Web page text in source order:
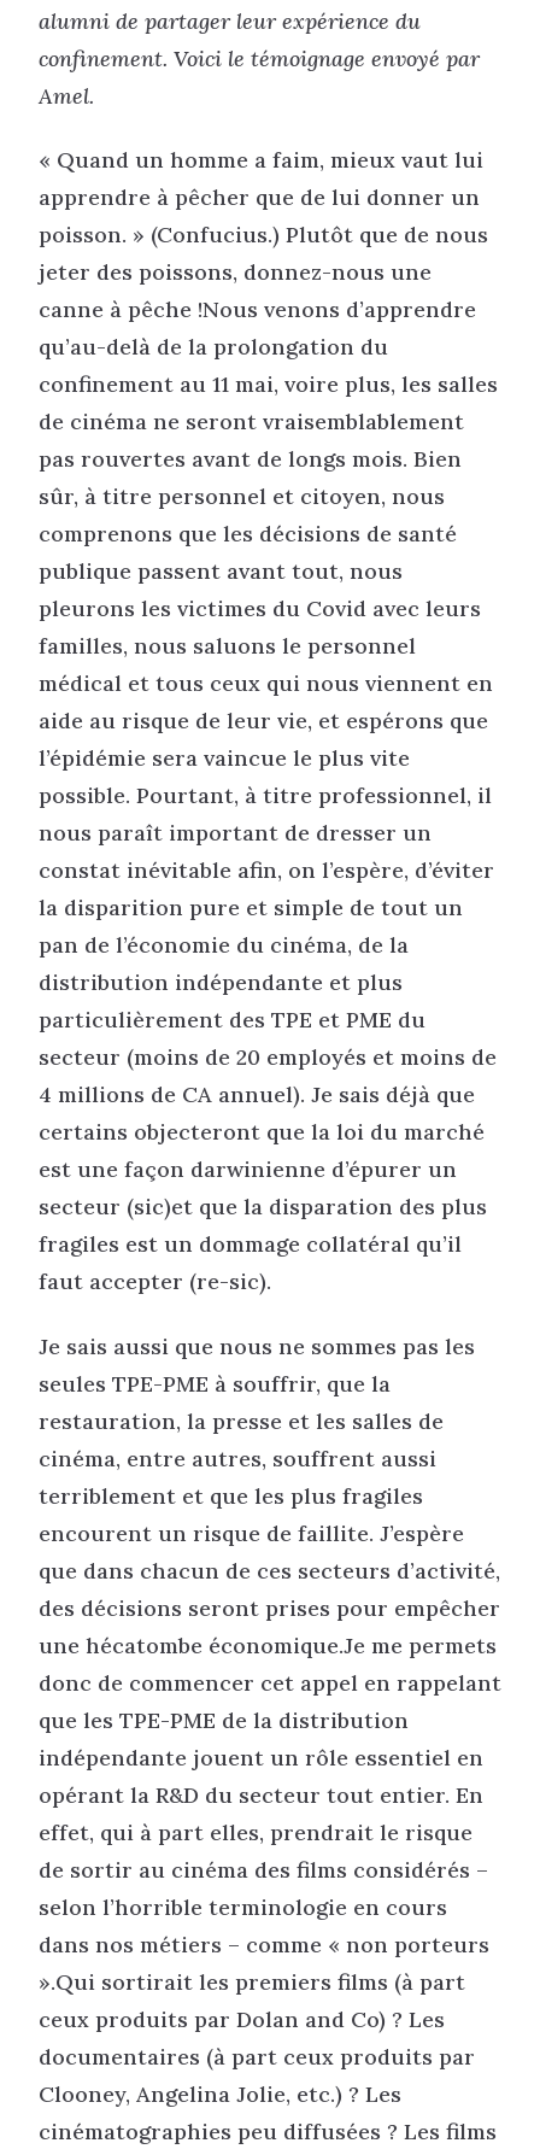
alumni de partager leur expérience du
confinement. Voici le témoignage envoyé par
Amel.
« Quand un homme a faim, mieux vaut lui
apprendre à pêcher que de lui donner un
poisson. » (Confucius.) Plutôt que de nous
jeter des poissons, donnez-nous une
canne à pêche !Nous venons d’apprendre
qu’au-delà de la prolongation du
confinement au 11 mai, voire plus, les salles
de cinéma ne seront vraisemblablement
pas rouvertes avant de longs mois. Bien
sûr, à titre personnel et citoyen, nous
comprenons que les décisions de santé
publique passent avant tout, nous
pleurons les victimes du Covid avec leurs
familles, nous saluons le personnel
médical et tous ceux qui nous viennent en
aide au risque de leur vie, et espérons que
l’épidémie sera vaincue le plus vite
possible. Pourtant, à titre professionnel, il
nous paraît important de dresser un
constat inévitable afin, on l’espère, d’éviter
la disparition pure et simple de tout un
pan de l’économie du cinéma, de la
distribution indépendante et plus
particulièrement des TPE et PME du
secteur (moins de 20 employés et moins de
4 millions de CA annuel). Je sais déjà que
certains objecteront que la loi du marché
est une façon darwinienne d’épurer un
secteur (sic)et que la disparation des plus
fragiles est un dommage collatéral qu’il
faut accepter (re-sic).
Je sais aussi que nous ne sommes pas les
seules TPE-PME à souffrir, que la
restauration, la presse et les salles de
cinéma, entre autres, souffrent aussi
terriblement et que les plus fragiles
encourent un risque de faillite. J’espère
que dans chacun de ces secteurs d’activité,
des décisions seront prises pour empêcher
une hécatombe économique.Je me permets
donc de commencer cet appel en rappelant
que les TPE-PME de la distribution
indépendante jouent un rôle essentiel en
opérant la R&D du secteur tout entier. En
effet, qui à part elles, prendrait le risque
de sortir au cinéma des films considérés –
selon l’horrible terminologie en cours
dans nos métiers – comme « non porteurs
».Qui sortirait les premiers films (à part
ceux produits par Dolan and Co) ? Les
documentaires (à part ceux produits par
Clooney, Angelina Jolie, etc.) ? Les
cinématographies peu diffusées ? Les films